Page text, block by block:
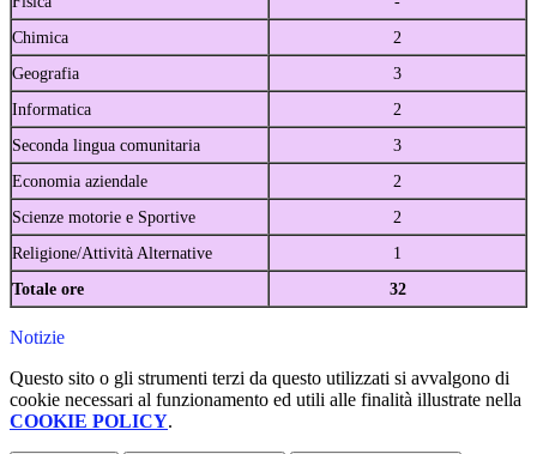
Chimica
2
Geografia
3
Informatica
2
Seconda lingua comunitaria
3
Economia aziendale
2
Scienze motorie e Sportive
2
Religione/Attività Alternative
1
Totale ore
32
Notizie
Questo sito o gli strumenti terzi da questo utilizzati si avvalgono di
cookie necessari al funzionamento ed utili alle finalità illustrate nella
COOKIE POLICY.